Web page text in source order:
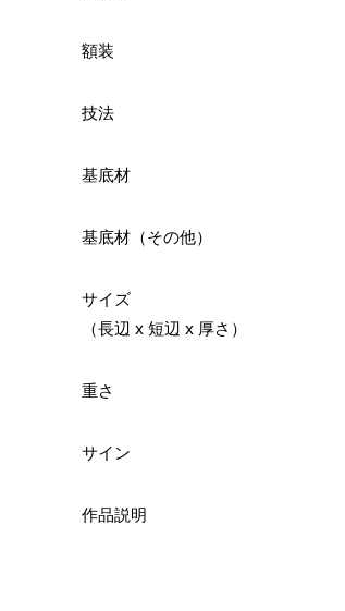
額装
技法
基底材
基底材（その他）
サイズ
（長辺 x 短辺 x 厚さ）
重さ
サイン
作品説明